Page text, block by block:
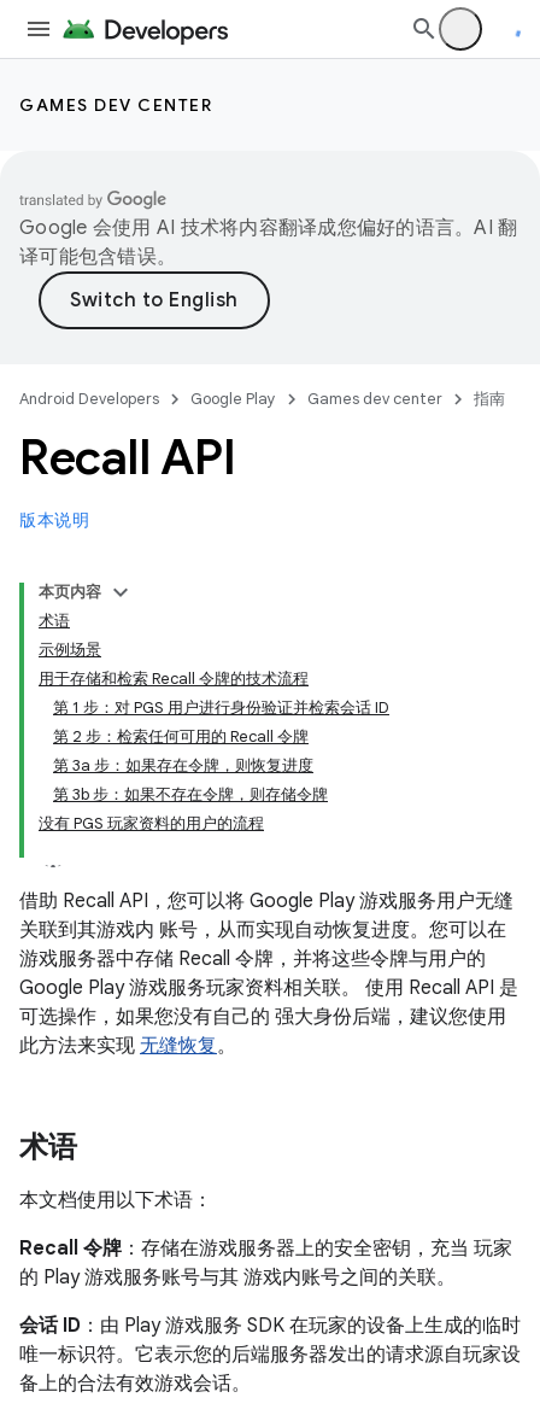
GAMES DEV CENTER
Google 会使用 AI 技术将内容翻译成您偏好的语言。AI 翻
译可能包含错误。
Android Developers Google Play Games dev center 指南
Recall API
版本说明
本页内容
术语
示例场景
用于存储和检索 Recall 令牌的技术流程
第 1 步：对 PGS 用户进行身份验证并检索会话 ID
第 2 步：检索任何可用的 Recall 令牌
第 3a 步：如果存在令牌，则恢复进度
第 3b 步：如果不存在令牌，则存储令牌
没有 PGS 玩家资料的用户的流程
借助 Recall API，您可以将 Google Play 游戏服务用户无缝
关联到其游戏内 账号，从而实现自动恢复进度。您可以在
游戏服务器中存储 Recall 令牌，并将这些令牌与用户的
Google Play 游戏服务玩家资料相关联。 使用 Recall API 是
可选操作，如果您没有自己的 强大身份后端，建议您使用
此方法来实现 无缝恢复。
术语
本文档使用以下术语：
Recall 令牌 ：存储在游戏服务器上的安全密钥，充当 玩家
的 Play 游戏服务账号与其 游戏内账号之间的关联。
会话 ID ：由 Play 游戏服务 SDK 在玩家的设备上生成的临时
唯一标识符。它表示您的后端服务器发出的请求源自玩家设
备上的合法有效游戏会话。